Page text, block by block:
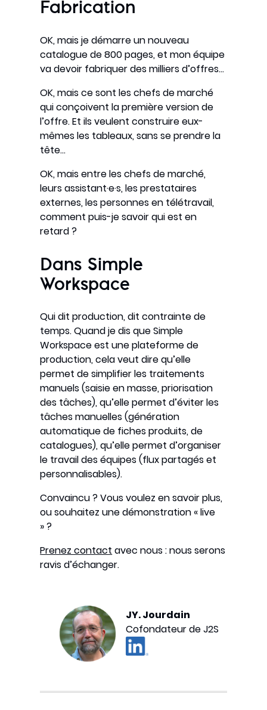
Fabrication
OK, mais je démarre un nouveau
catalogue de 800 pages, et mon équipe
va devoir fabriquer des milliers d’offres…
OK, mais ce sont les chefs de marché
qui conçoivent la première version de
l’offre. Et ils veulent construire eux-
mêmes les tableaux, sans se prendre la
tête…
OK, mais entre les chefs de marché,
leurs assistant·e·s, les prestataires
externes, les personnes en télétravail,
comment puis-je savoir qui est en
retard ?
Dans Simple
Workspace
Qui dit production, dit contrainte de
temps. Quand je dis que Simple
Workspace est une plateforme de
production, cela veut dire qu’elle
permet de simplifier les traitements
manuels (saisie en masse, priorisation
des tâches), qu’elle permet d’éviter les
tâches manuelles (génération
automatique de fiches produits, de
catalogues), qu’elle permet d’organiser
le travail des équipes (flux partagés et
personnalisables).
Convaincu ? Vous voulez en savoir plus,
ou souhaitez une démonstration « live
» ?
Prenez contact avec nous : nous serons
ravis d’échanger.
JY. Jourdain
Cofondateur de J2S